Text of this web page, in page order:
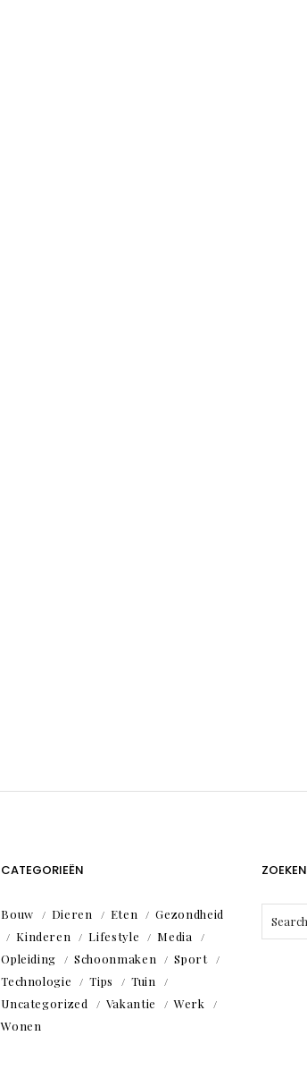
CATEGORIEËN
Bouw Dieren Eten
Gezondheid
Kinderen
Lifestyle
Media
Opleiding
Schoonmaken
Sport
Technologie
Tips
Tuin
Uncategorized
Vakantie
Werk
Wonen
ZOEKEN